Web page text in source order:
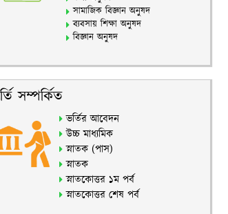
সামাজিক বিজ্ঞান অনুষদ
ব্যবসায় শিক্ষা অনুষদ
বিজ্ঞান অনুষদ
সম্পর্কিত
ভর্তির আবেদন
উচ্চ মাধ্যমিক
স্নাতক (পাস)
স্নাতক
স্নাতকোত্তর ১ম পর্ব
স্নাতকোত্তর শেষ পর্ব